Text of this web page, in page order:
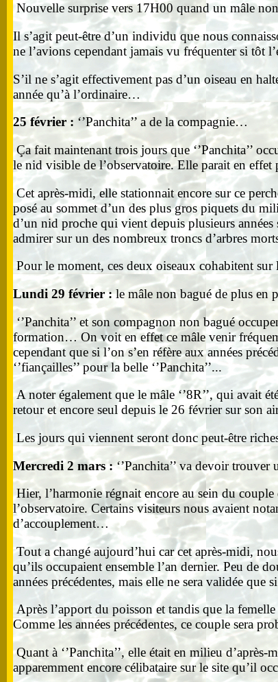
Nouvelle surprise vers 17H00 quand un mâle
Il s’agit peut-être d’un individu que nous
ne l’avions cependant jamais vu fréquenter si tôt
S’il ne s’agit effectivement pas d’un oiseau en
année qu’à l’ordinaire…
25 février : ‘’Panchita’’ a de la compagnie…
Ça fait maintenant trois jours que ‘’Panchita’’
le nid visible de l’observatoire. Elle parait en effet
Cet après-midi, elle stationnait encore sur ce
posé au sommet d’un des plus gros piquets du
d’un nid proche qui vient depuis plusieurs années
admirer sur un des nombreux troncs d’arbres
Pour le moment, ces deux oiseaux cohabitent
Lundi 29 février :le mâle non bagué de plus en
‘’Panchita’’ et son compagnon non bagué
formation… On voit en effet ce mâle venir
cependant que si l’on s’en réfère aux années
‘’fiançailles’’ pour la belle ‘’Panchita’’...
A noter également que le mâle ‘’8R’’, qui avait
retour et encore seul depuis le 26 février sur son
Les jours qui viennent seront donc peut-être
Mercredi 2 mars :‘’Panchita’’ va devoir
Hier, l’harmonie régnait encore au sein du
l’observatoire. Certains visiteurs nous avaient
d’accouplement…
Tout a changé aujourd’hui car cet après-midi,
qu’ils occupaient ensemble l’an dernier. Peu de
années précédentes, mais elle ne sera validée
Après l’apport du poisson et tandis que la
Comme les années précédentes, ce couple sera
Quant à ‘’Panchita’’, elle était en milieu
apparemment encore célibataire sur le site qu’il